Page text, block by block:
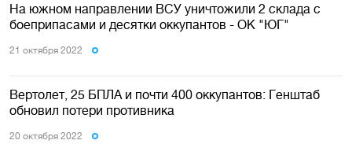
На южном направлении ВСУ уничтожили 2 склада с
боеприпасами и десятки оккупантов - ОК "ЮГ"
21 октября 2022
Вертолет, 25 БПЛА и почти 400 оккупантов: Генштаб
обновил потери противника
20 октября 2022